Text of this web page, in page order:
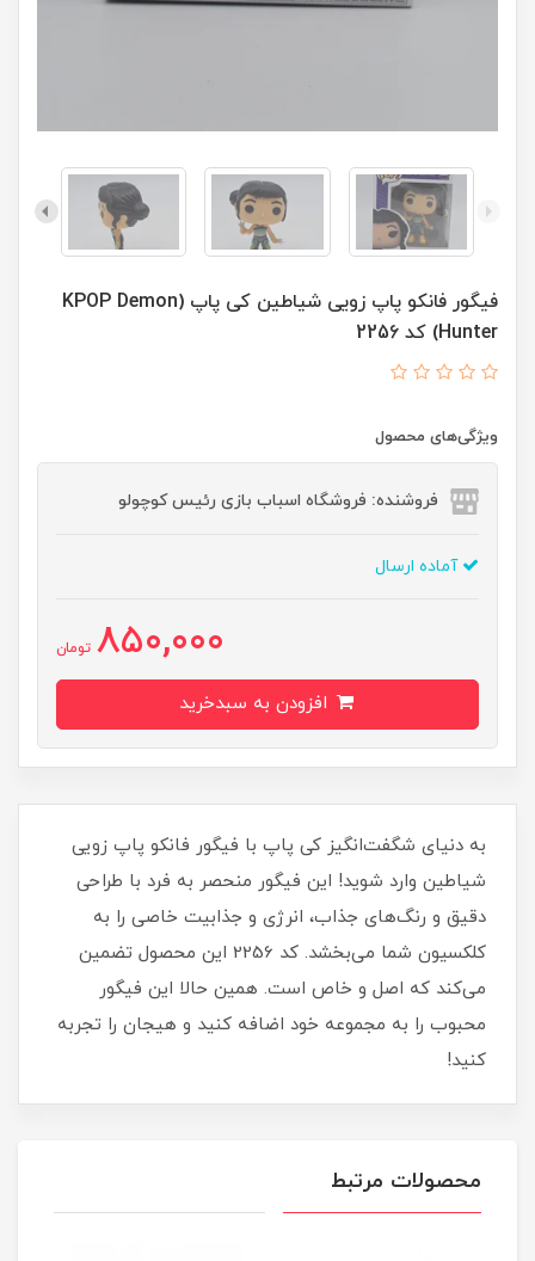
فیگور فانکو پاپ زویی شیاطین کی پاپ (KPOP Demon
Hunter) کد 2256
ویژگی‌های محصول
فروشنده: فروشگاه اسباب بازی رئیس کوچولو
آماده ارسال
850,000 تومان
به دنیای شگفت‌انگیز کی پاپ با فیگور فانکو پاپ زویی
شیاطین وارد شوید! این فیگور منحصر به فرد با طراحی
دقیق و رنگ‌های جذاب، انرژی و جذابیت خاصی را به
کلکسیون شما می‌بخشد. کد 2256 این محصول تضمین
می‌کند که اصل و خاص است. همین حالا این فیگور
محبوب را به مجموعه خود اضافه کنید و هیجان را تجربه
کنید!
محصولات مرتبط